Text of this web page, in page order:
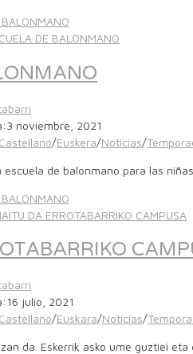
3 noviembre, 2021
Castellano/Euskera/Noticias/
de balonmano para las
16 julio, 2021
Castellano/Euskara/Noticias/
da. Eskerrik asko ume guztiei